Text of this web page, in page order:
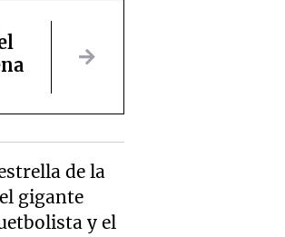
de la
gigante
y el